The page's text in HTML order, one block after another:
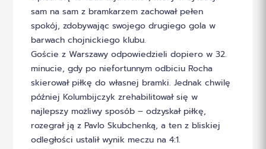
sam na sam z bramkarzem zachował pełen
spokój, zdobywając swojego drugiego gola w
barwach chojnickiego klubu.
Goście z Warszawy odpowiedzieli dopiero w 32.
minucie, gdy po niefortunnym odbiciu Rocha
skierował piłkę do własnej bramki. Jednak chwilę
później Kolumbijczyk zrehabilitował się w
najlepszy możliwy sposób – odzyskał piłkę,
rozegrał ją z Pavlo Skubchenką, a ten z bliskiej
odległości ustalił wynik meczu na 4:1.